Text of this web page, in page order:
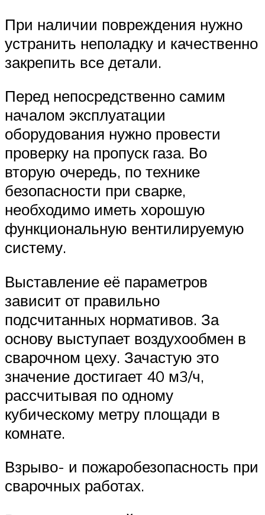
При наличии повреждения нужно
устранить неполадку и качественно
закрепить все детали.
Перед непосредственно самим
началом эксплуатации
оборудования нужно провести
проверку на пропуск газа. Во
вторую очередь, по технике
безопасности при сварке,
необходимо иметь хорошую
функциональную вентилируемую
систему.
Выставление её параметров
зависит от правильно
подсчитанных нормативов. За
основу выступает воздухообмен в
сварочном цеху. Зачастую это
значение достигает 40 м3/ч,
рассчитывая по одному
кубическому метру площади в
комнате.
Взрыво- и пожаробезопасность при
сварочных работах.